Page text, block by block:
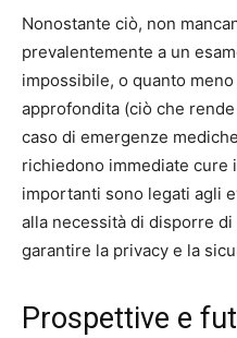
Nonostante ciò, non
prevalentemente a un
impossibile, o quanto
approfondita (ciò che
caso di emergenze
richiedono immediate cure
importanti sono legati agli
alla necessità di disporre
garantire la privacy e la
Prospettive e